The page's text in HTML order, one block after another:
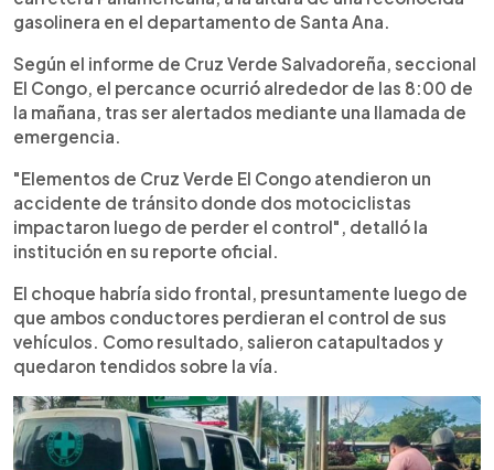
gasolinera en el departamento de Santa Ana.
Según el informe de Cruz Verde Salvadoreña, seccional
El Congo, el percance ocurrió alrededor de las 8:00 de
la mañana, tras ser alertados mediante una llamada de
emergencia.
"Elementos de Cruz Verde El Congo atendieron un
accidente de tránsito donde dos motociclistas
impactaron luego de perder el control", detalló la
institución en su reporte oficial.
El choque habría sido frontal, presuntamente luego de
que ambos conductores perdieran el control de sus
vehículos. Como resultado, salieron catapultados y
quedaron tendidos sobre la vía.